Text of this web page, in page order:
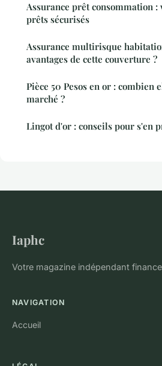
Assurance prêt consommation
prêts sécurisés
Assurance multirisque
avantages de cette couverture ?
Pièce 50 Pesos en or : combien
marché ?
Lingot d'or : conseils pour s'en
Iaphc
Votre magazine indépendant
NAVIGATION
Accueil